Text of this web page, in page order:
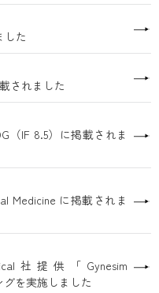
した
されました
（IF 8.5）に掲載されま
Medicine に掲載されま
社提供「Gynesim
を実施しました